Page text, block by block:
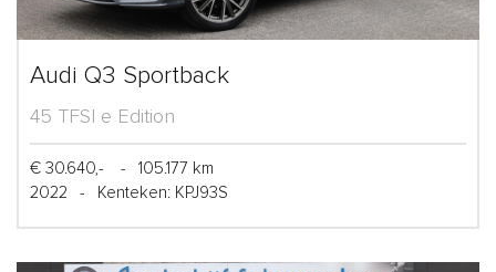
Audi Q3 Sportback
45 TFSI e Edition
€ 30.640,- -
105.177 km
2022
- Kenteken: KPJ93S